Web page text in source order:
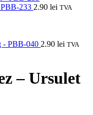
233 2.90 lei TVA
- PBB-040 2.90 lei TVA
– Ursulet